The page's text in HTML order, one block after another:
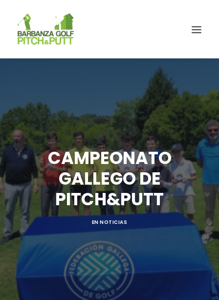
CAMPEONATO
GALLEGO DE
PITCH&PUTT
ENNOTICIAS